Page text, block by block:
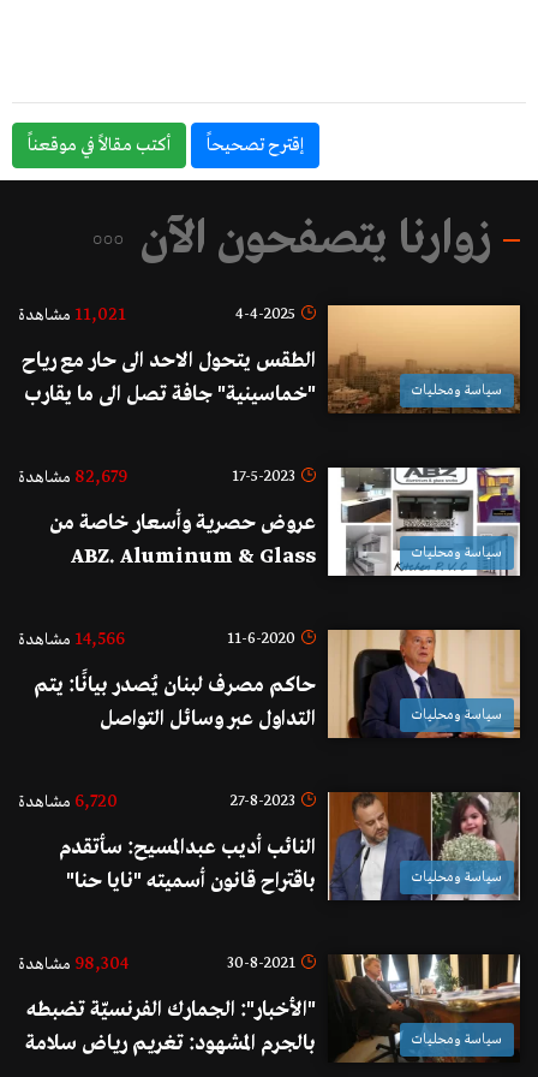
إقترح تصحيحاً أكتب مقالاً في موقعناً
زوارنا يتصفحون الآن
سياسة ومحليات
4-4-2025
11,021 مشاهدة
الطقس يتحول الاحد الى حار مع رياح
"خماسينية" جافة تصل الى ما يقارب
سياسة ومحليات
17-5-2023
82,679 مشاهدة
عروض حصرية وأسعار خاصة من
ABZ. Aluminum & Glass
سياسة ومحليات
11-6-2020
14,566 مشاهدة
حاكم مصرف لبنان يُصدر بيانًا: يتم
التداول عبر وسائل التواصل
الدولار مقابل الليرة اللبنانية بأسعار
وهي عارية عن الصحة تماماً
سياسة ومحليات
27-8-2023
6,720 مشاهدة
النائب أديب عبدالمسيح: سأتقدم
باقتراح قانون أسميته "نايا حنا"
مطلقي النار كما يجرم صاحب العقار
النيران ما لم يسلّم المجرم
سياسة ومحليات
30-8-2021
98,304 مشاهدة
"الأخبار": الجمارك الفرنسيّة تضبطه
بالجرم المشهود: تغريم رياض سلامة